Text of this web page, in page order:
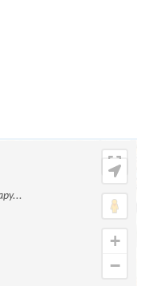
+
−